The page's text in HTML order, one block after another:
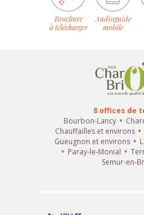
Brochure
à télécharger
Audioguide
mobile
8 offices de
Bourbon-Lancy
Chauffailles et environs
Gueugnon et environs
Paray-le-Monial
Semur-en-